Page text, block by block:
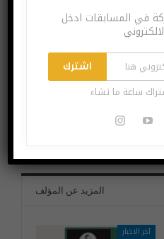
بالفيديو: جوزيف جد
من شركة “وونت”،
انترنت أثناء السفر
الشريحة وبنفس
المزيد عن المؤلف
آخر الاخبار
في المسابقات ادخل
اشترك
ساعة ما تشاء